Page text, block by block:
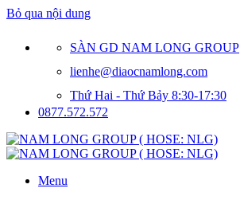
Bỏ qua nội dung
SÀN GD NAM LONG GROUP
lienhe@diaocnamlong.com
Thứ Hai - Thứ Bảy 8:30-17:30
0877.572.572
Menu